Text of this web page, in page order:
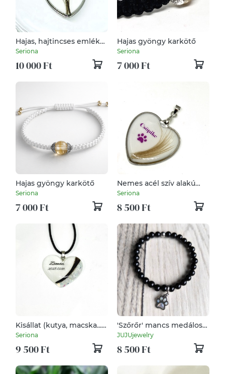
Hajas, hajtincses emlékőr
medál, lánc
Seriona
10 000 Ft
Hajas gyöngy karkötő
Seriona
7 000 Ft
Hajas gyöngy karkötő
Seriona
7 000 Ft
Nemes acél szív alakú
medál szőrrel vagy hajjal
Seriona
8 500 Ft
Kisállat (kutya, macska...)
kegyeleti medál,
Seriona
9 500 Ft
'Szőrőr' mancs medálos
ónix ásványkarkötő
kisállat szőrrel
JUJUjewelry
8 500 Ft